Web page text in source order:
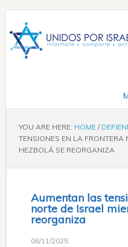
YOU ARE HERE: HOME /
TENSIONES EN LA FRONTERA
HEZBOLÁ SE REORGANIZA
Aumentan las
norte de Israel
reorganiza
06/11/2025